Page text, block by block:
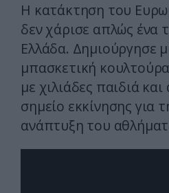
Η κατάκτηση του
δεν χάρισε απλώς ένα
Ελλάδα. Δημιούργησε
μπασκετική
με χιλιάδες παιδιά
σημείο εκκίνησης για
ανάπτυξη του